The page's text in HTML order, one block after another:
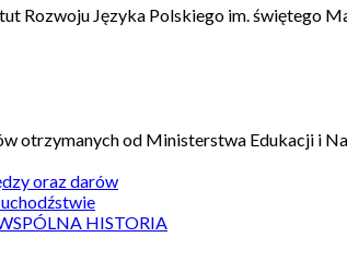
Rozwoju Języka Polskiego im. świętego
otrzymanych od Ministerstwa Edukacji i
oraz darów
HISTORIA